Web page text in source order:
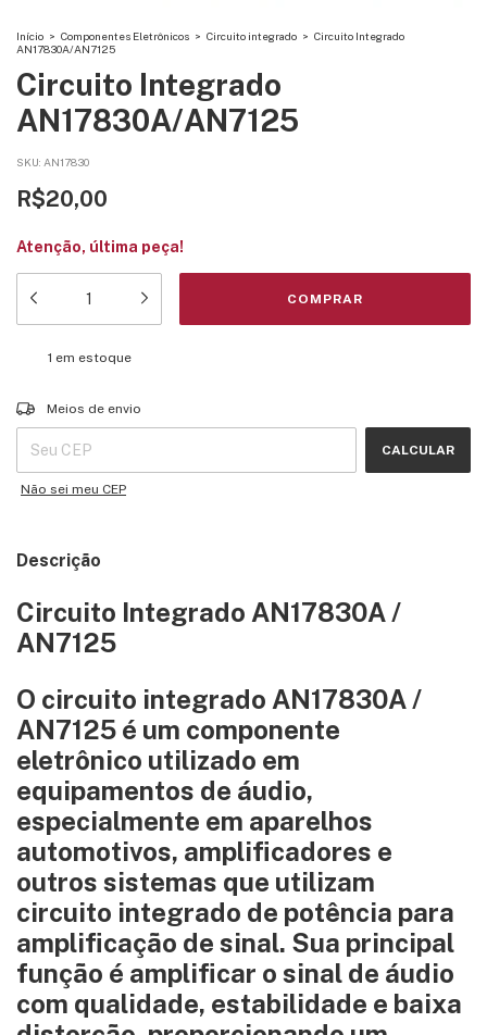
Início > Componentes Eletrônicos > Circuito integrado > Circuito Integrado
AN17830A/AN7125
Circuito Integrado
AN17830A/AN7125
SKU: AN17830
R$20,00
Atenção, última peça!
1 em estoque
Entregas para o CEP:
Meios de envio
CALCULAR
Não sei meu CEP
Descrição
Circuito Integrado AN17830A /
AN7125
O circuito integrado AN17830A /
AN7125 é um componente
eletrônico utilizado em
equipamentos de áudio,
especialmente em aparelhos
automotivos, amplificadores e
outros sistemas que utilizam
circuito integrado de potência para
amplificação de sinal. Sua principal
função é amplificar o sinal de áudio
com qualidade, estabilidade e baixa